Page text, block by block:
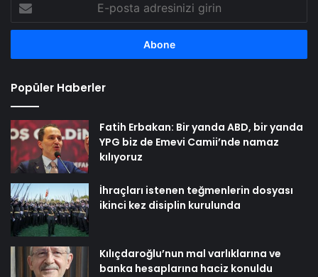
posta
adresinizi
Popüler Haberler
Fatih Erbakan: Bir yanda ABD, bir yanda
YPG biz de Emevi Camii’nde namaz
kılıyoruz
İhraçları istenen teğmenlerin dosyası
ikinci kez disiplin kurulunda
Kılıçdaroğlu’nun mal varlıklarına ve
banka hesaplarına haciz konuldu